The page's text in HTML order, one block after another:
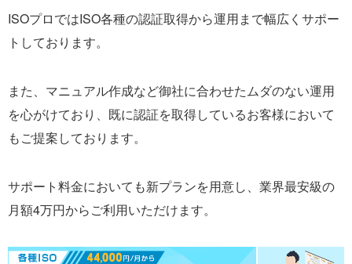
ISOプロではISO各種の認証取得から運用まで幅広くサポー
トしております。
また、マニュアル作成など御社に合わせたムダのない運用
を心がけており、既に認証を取得しているお客様において
もご提案しております。
サポート料金においても新プランを用意し、業界最安級の
月額4万円からご利用いただけます。